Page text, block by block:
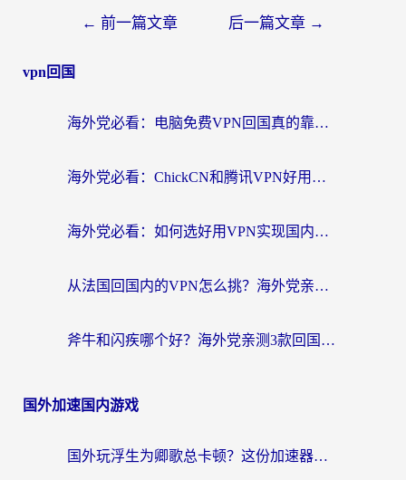
← 前一篇文章 后一篇文章 →
vpn回国
海外党必看：电脑免费VPN回国真的靠谱吗？附实测对比与最优方案指南
海外党必看：ChickCN和腾讯VPN好用吗？3招选对回国加速器，告别地区限制
海外党必看：如何选好用VPN实现国内资源无缝访问？从越南到全球都适用
从法国回国内的VPN怎么挑？海外党亲测：稳定、多端、安全才是关键
斧牛和闪疾哪个好？海外党亲测3款回国加速器，教你选到不踩坑的那一款
国外加速国内游戏
国外玩浮生为卿歌总卡顿？这份加速器选择指南帮你找回丝滑体验